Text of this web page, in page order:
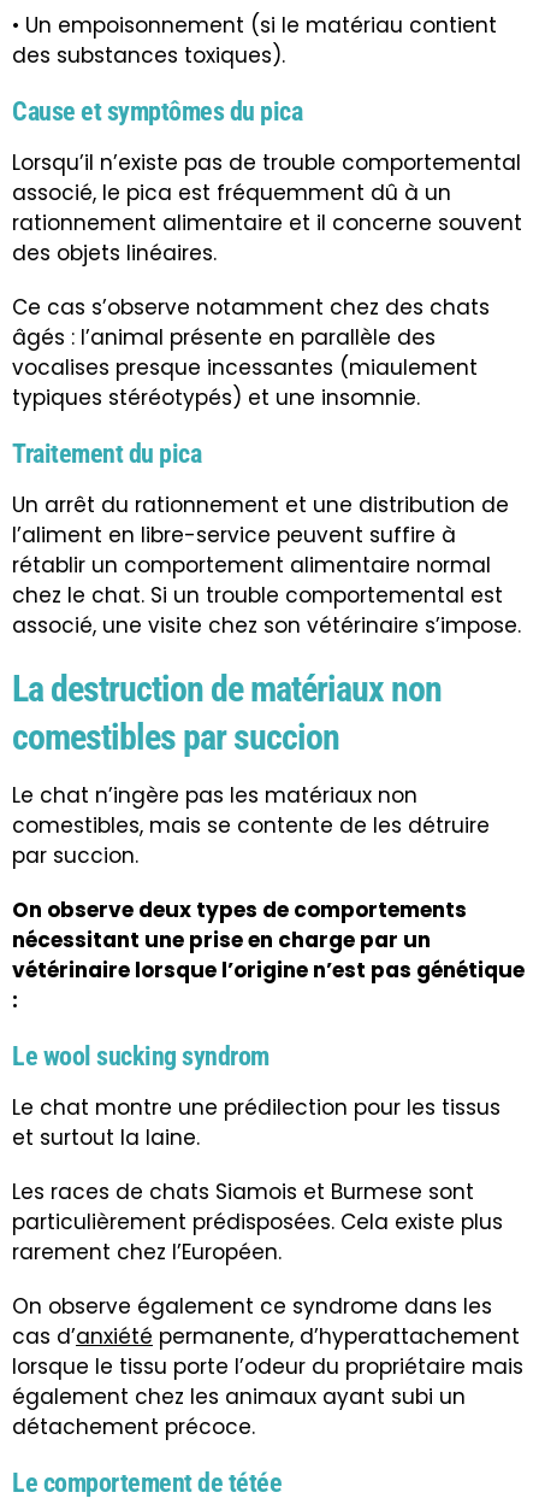
• Un empoisonnement (si le matériau contient
des substances toxiques).
Cause et symptômes du pica
Lorsqu’il n’existe pas de trouble comportemental
associé, le pica est fréquemment dû à un
rationnement alimentaire et il concerne souvent
des objets linéaires.
Ce cas s’observe notamment chez des chats
âgés : l’animal présente en parallèle des
vocalises presque incessantes (miaulement
typiques stéréotypés) et une insomnie.
Traitement du pica
Un arrêt du rationnement et une distribution de
l’aliment en libre-service peuvent suffire à
rétablir un comportement alimentaire normal
chez le chat. Si un trouble comportemental est
associé, une visite chez son vétérinaire s’impose.
La destruction de matériaux non
comestibles par succion
Le chat n’ingère pas les matériaux non
comestibles, mais se contente de les détruire
par succion.
On observe deux types de comportements
nécessitant une prise en charge par un
vétérinaire lorsque l’origine n’est pas génétique
:
Le wool sucking syndrom
Le chat montre une prédilection pour les tissus
et surtout la laine.
Les races de chats Siamois et Burmese sont
particulièrement prédisposées. Cela existe plus
rarement chez l’Européen.
On observe également ce syndrome dans les
cas d’anxiété permanente, d’hyperattachement
lorsque le tissu porte l’odeur du propriétaire mais
également chez les animaux ayant subi un
détachement précoce.
Le comportement de tétée